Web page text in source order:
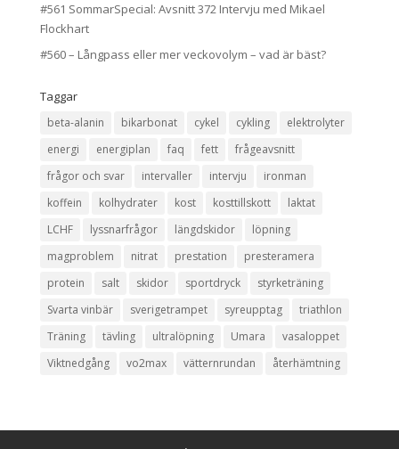
#561 SommarSpecial: Avsnitt 372 Intervju med Mikael
Flockhart
#560 – Långpass eller mer veckovolym – vad är bäst?
Taggar
beta-alanin bikarbonat cykel cykling
elektrolyter
energi
energiplan faq fett
frågeavsnitt
frågor och svar
intervaller intervju
ironman
koffein
kolhydrater kost kosttillskott
laktat
LCHF
lyssnarfrågor längdskidor
löpning
magproblem
nitrat prestation
presteramera
protein
salt skidor sportdryck
styrketräning
Svarta vinbär
sverigetrampet syreupptag
triathlon
Träning
tävling ultralöpning Umara
vasaloppet
Viktnedgång
vo2max vätternrundan återhämtning